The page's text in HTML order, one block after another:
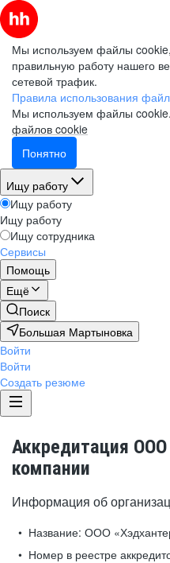
Мы используем файлы
правильную работу нашего
сетевой трафик.
Правила использования
Мы используем файлы cookie.
файлов cookie
Понятно
Ищу работу
Ищу работу
Ищу работу
Ищу сотрудника
Сервисы
Помощь
Ещё
Поиск
Большая Мартыновка
Войти
Войти
Создать резюме
Аккредитация ООО
компании
Информация об
Название: ООО
Номер в реестре